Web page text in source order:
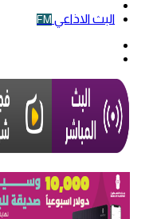
البث الاذاعي FM